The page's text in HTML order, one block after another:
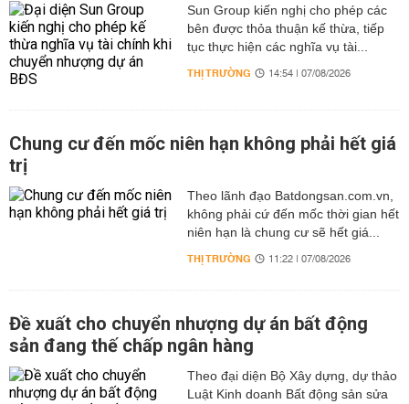
Sun Group kiến nghị cho phép các
bên được thỏa thuận kế thừa, tiếp
tục thực hiện các nghĩa vụ tài...
THỊ TRƯỜNG 14:54 | 07/08/2026
Chung cư đến mốc niên hạn không phải hết giá
trị
Theo lãnh đạo Batdongsan.com.vn,
không phải cứ đến mốc thời gian hết
niên hạn là chung cư sẽ hết giá...
THỊ TRƯỜNG 11:22 | 07/08/2026
Đề xuất cho chuyển nhượng dự án bất động
sản đang thế chấp ngân hàng
Theo đại diện Bộ Xây dựng, dự thảo
Luật Kinh doanh Bất động sản sửa